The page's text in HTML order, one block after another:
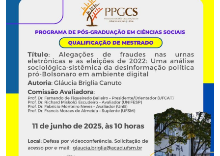
Controladoria-Geral da União
Ministério da Mulher, da Família e dos Direitos Humanos
Secretaria-Geral
Secretaria de Governo
Gabinete de Segurança Institucional